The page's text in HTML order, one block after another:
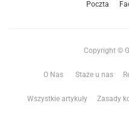
Poczta
Copyright ©
O Nas Staże u nas
Wszystkie artykuły Zasady